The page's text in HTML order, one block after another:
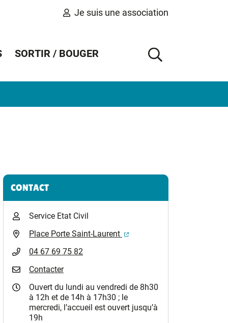
Je suis une association
SORTIR / BOUGER
AFFICHER
Informations complémentaires
CONTACT
Service Etat Civil
Place Porte Saint-Laurent
(ouverture dans un nouvel
04 67 69 75 82
Contacter
Ouvert du lundi au vendredi de 8h30
à 12h et de 14h à 17h30 ; le
mercredi, l’accueil est ouvert jusqu’à
19h